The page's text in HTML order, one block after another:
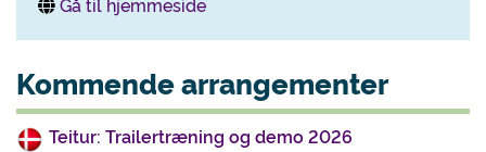
Kommende arrangementer
Teitur: Trailertræning og demo 2026